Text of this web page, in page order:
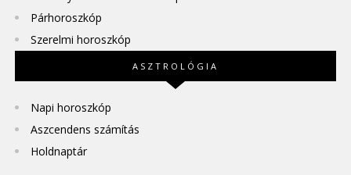
Párhoroszkóp
Szerelmi horoszkóp
ASZTROLÓGIA
Napi horoszkóp
Aszcendens számítás
Holdnaptár